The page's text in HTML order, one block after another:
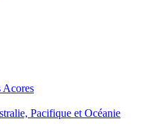
Acores
Pacifique et Océanie